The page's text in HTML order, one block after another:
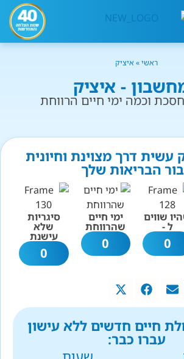
ראשי» איציק
- איציק
וכמה ימי חיים הרווחת
עשית דרך מצוינת וחיונית
הבריאות שלך
שווים
ל -
0
ימי חיים
שהרווחת
0
סיגריות
שלא
עישנת
0
חיים חדשים ללא עישון
עברו כבר: